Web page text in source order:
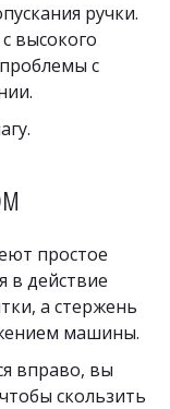
ручки.
высокого
с
простое
в действие
а стержень
машины.
вправо, вы
скользить